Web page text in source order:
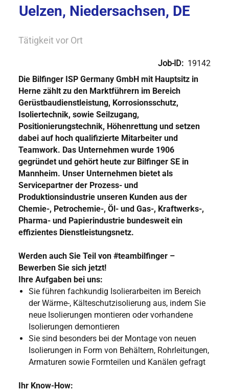
Uelzen, Niedersachsen, DE
Tätigkeit vor Ort
Job-ID: 19142
Die Bilfinger ISP Germany GmbH mit Hauptsitz in
Herne zählt zu den Marktführern im Bereich
Gerüstbaudienstleistung, Korrosionsschutz,
Isoliertechnik, sowie Seilzugang,
Positionierungstechnik, Höhenrettung und setzen
dabei auf hoch qualifizierte Mitarbeiter und
Teamwork. Das Unternehmen wurde 1906
gegründet und gehört heute zur Bilfinger SE in
Mannheim. Unser Unternehmen bietet als
Servicepartner der Prozess- und
Produktionsindustrie unseren Kunden aus der
Chemie-, Petrochemie-, Öl- und Gas-, Kraftwerks-,
Pharma- und Papierindustrie bundesweit ein
effizientes Dienstleistungsnetz.
Werden auch Sie Teil von #teambilfinger –
Bewerben Sie sich jetzt!
Ihre Aufgaben bei uns:
Sie führen fachkundig Isolierarbeiten im Bereich
der Wärme-, Kälteschutzisolierung aus, indem Sie
neue Isolierungen montieren oder vorhandene
Isolierungen demontieren
Sie sind besonders bei der Montage von neuen
Isolierungen in Form von Behältern, Rohrleitungen,
Armaturen sowie Formteilen und Kanälen gefragt
Ihr Know-How: